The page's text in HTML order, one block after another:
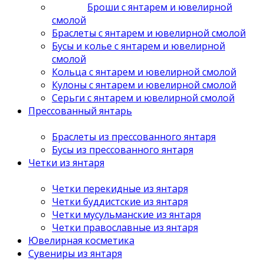
Броши с янтарем и ювелирной
смолой
Браслеты с янтарем и ювелирной смолой
Бусы и колье с янтарем и ювелирной
смолой
Кольца с янтарем и ювелирной смолой
Кулоны с янтарем и ювелирной смолой
Серьги с янтарем и ювелирной смолой
Прессованный янтарь
Браслеты из прессованного янтаря
Бусы из прессованного янтаря
Четки из янтаря
Четки перекидные из янтаря
Четки буддистские из янтаря
Четки мусульманские из янтаря
Четки православные из янтаря
Ювелирная косметика
Сувениры из янтаря